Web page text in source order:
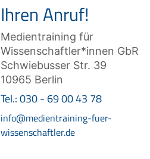
Ihren Anruf!
Medientraining für
Wissenschaftler*innen GbR
Schwiebusser Str. 39
10965 Berlin
Tel.: 030 - 69 00 43 78
info@medientraining-fuer-
wissenschaftler.de